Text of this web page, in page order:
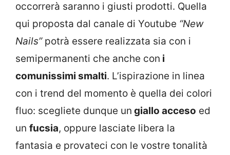
occorrerà saranno i giusti prodotti. Quella
qui proposta dal canale di Youtube “New
Nails”potrà essere realizzata sia con i
semipermanenti che anche con i
comunissimi smalti. L’ispirazione in linea
con i trend del momento è quella dei colori
fluo: scegliete dunque un giallo acceso ed
un fucsia, oppure lasciate libera la
fantasia e provateci con le vostre tonalità